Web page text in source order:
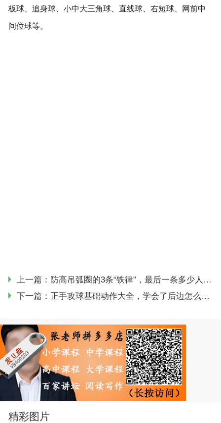
板球、追身球、小中大三角球、直线球、右短球、网前中
间位球等。
上一篇： 防高吊弧圈的3条“铁律”，最后一条多少人都忽略了！
下一篇： 正手攻球基础动作大全，学会了后边怎么练都不发愁！
精彩图片